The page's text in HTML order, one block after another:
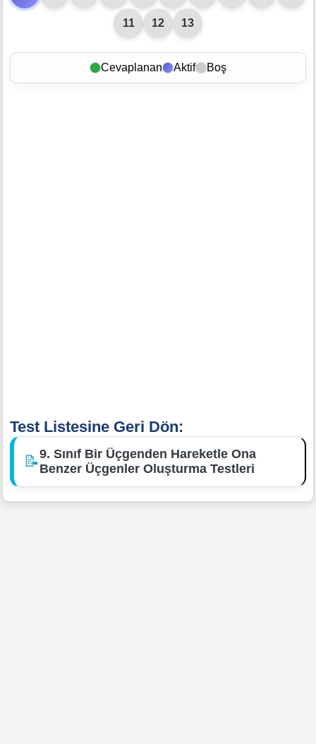
11 12 13
Cevaplanan Aktif Boş
Test Listesine Geri Dön:
📝9. Sınıf Bir Üçgenden Hareketle Ona
Benzer Üçgenler Oluşturma Testleri